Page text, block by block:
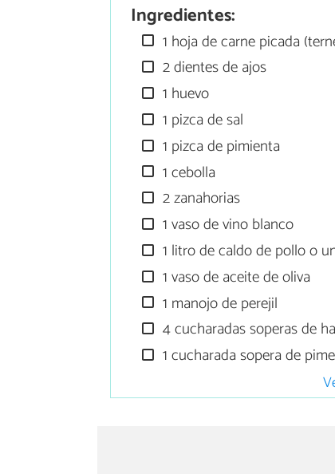
Ingredientes:
1 hoja de carne picada
2 dientes de ajos
1 huevo
1 pizca de sal
1 pizca de pimienta
1 cebolla
2 zanahorias
1 vaso de vino blanco
1 litro de caldo de pollo o
1 vaso de aceite de oliva
1 manojo de perejil
4 cucharadas soperas de
1 cucharada sopera de